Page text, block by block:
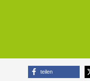
teilen